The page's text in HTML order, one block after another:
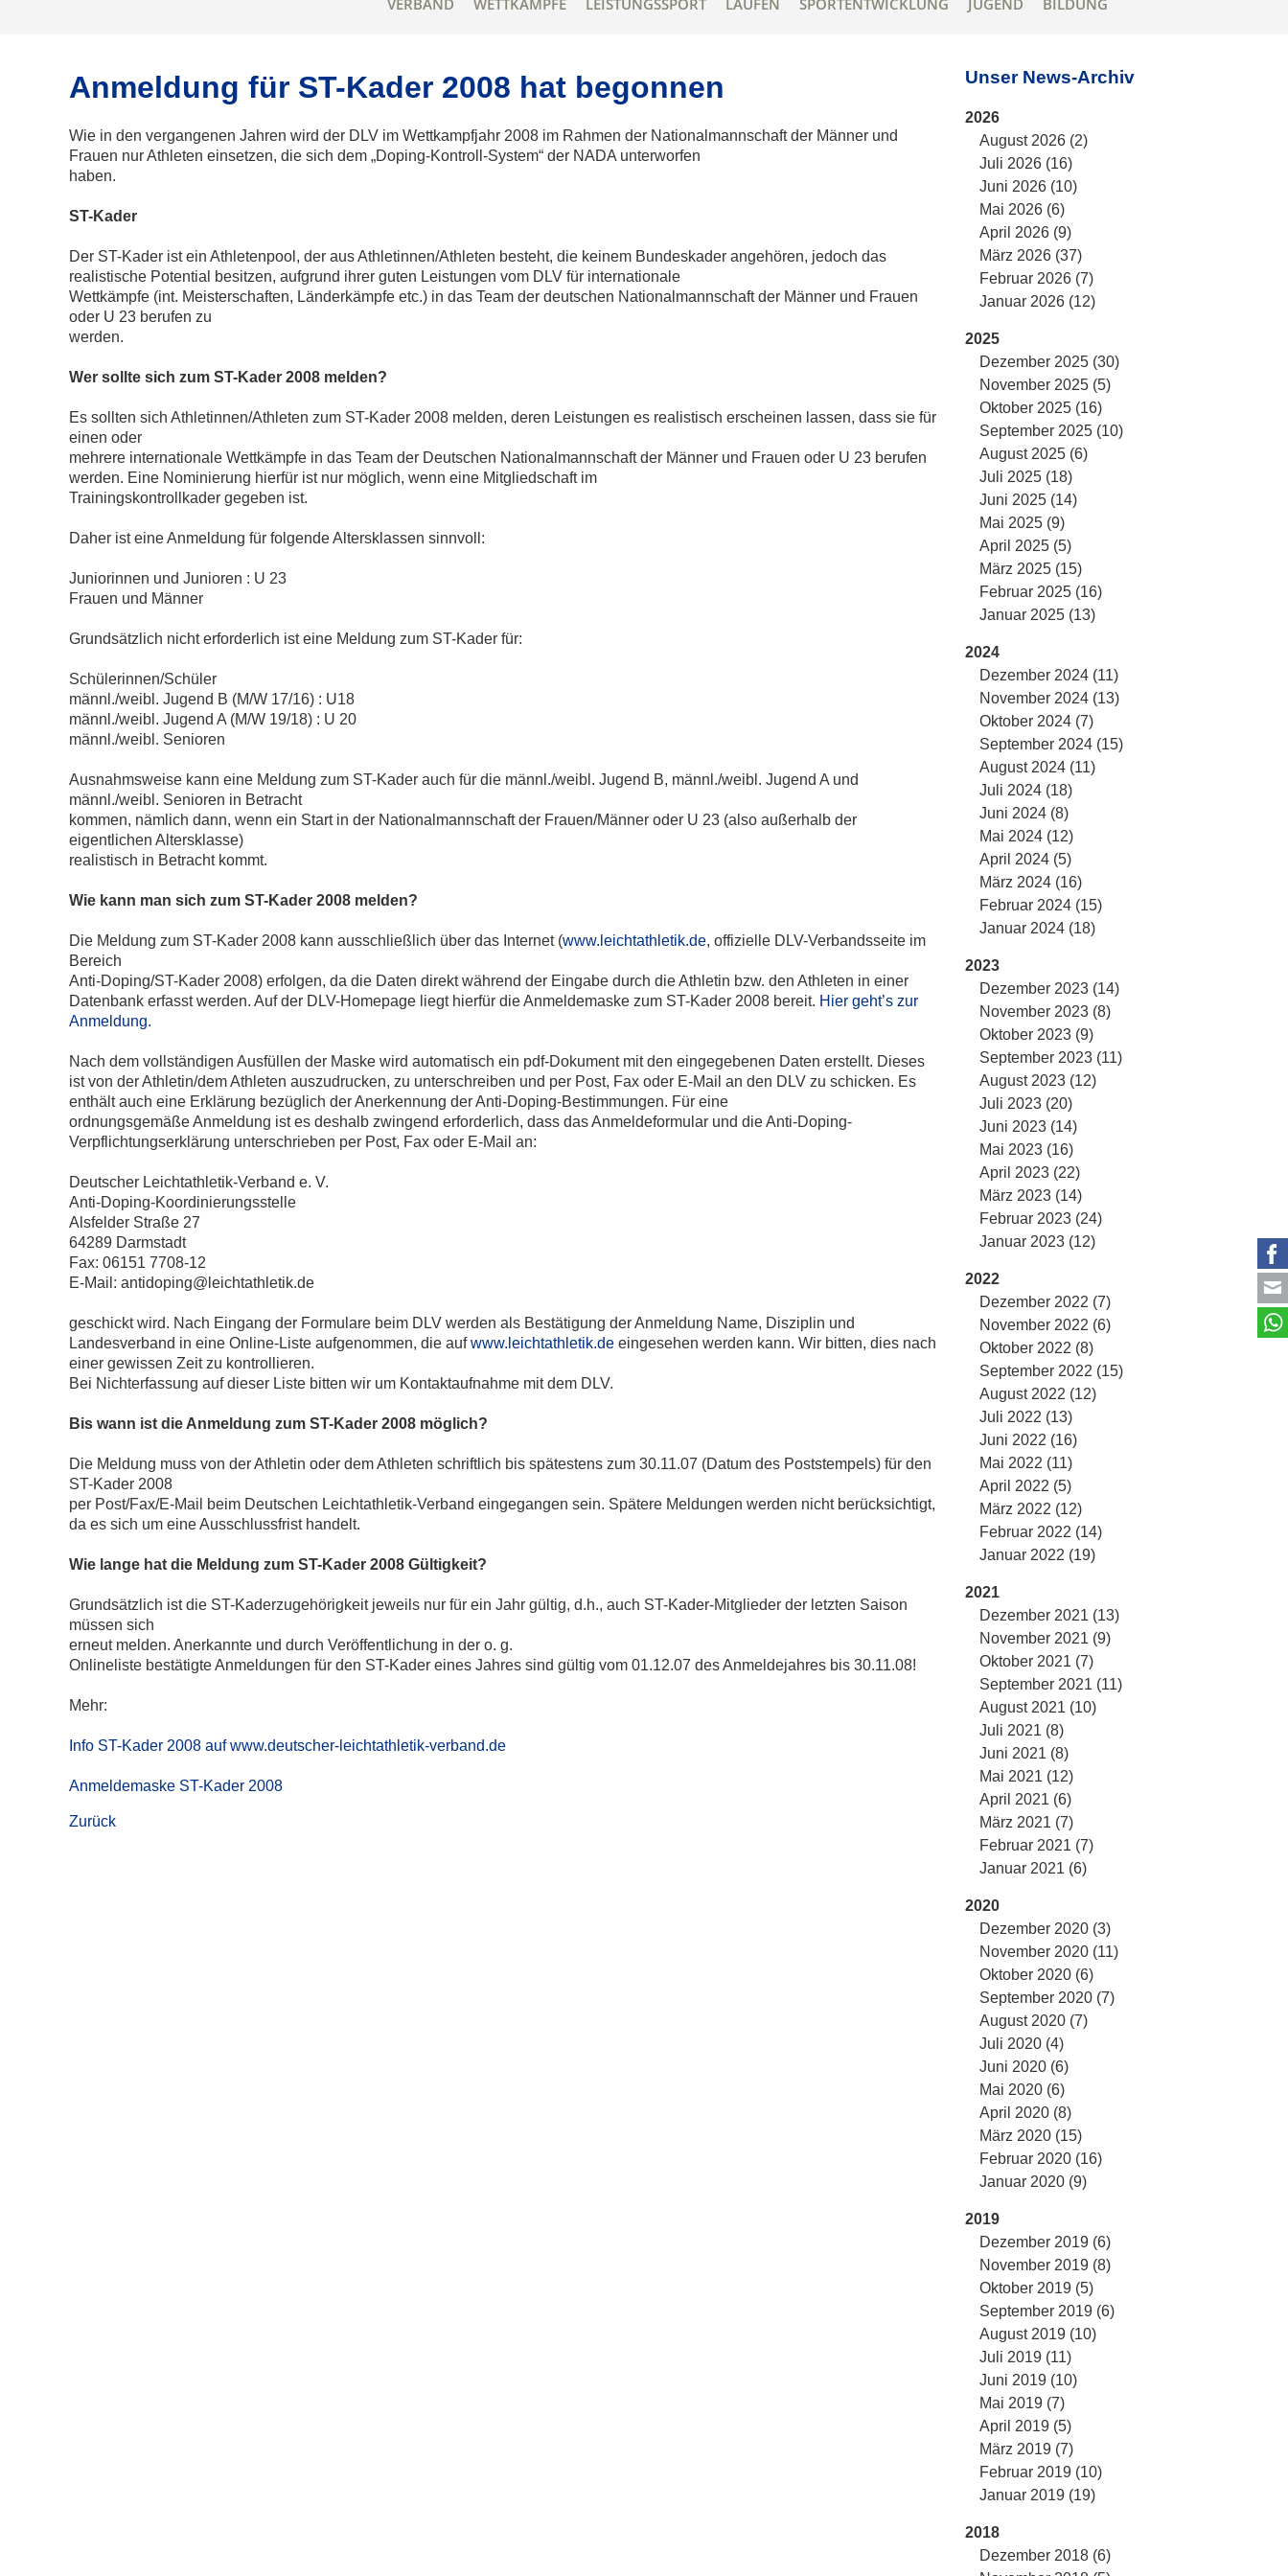
VERBAND WETTKÄMPFE LEISTUNGSSPORT LAUFEN SPORTENTWICKLUNG JUGEND BILDUNG
Anmeldung für ST-Kader 2008 hat begonnen
Wie in den vergangenen Jahren wird der DLV im Wettkampfjahr 2008 im Rahmen der Nationalmannschaft der Männer und
Frauen nur Athleten einsetzen, die sich dem „Doping-Kontroll-System“ der NADA unterworfen
haben.
ST-Kader
Der ST-Kader ist ein Athletenpool, der aus Athletinnen/Athleten besteht, die keinem Bundeskader angehören, jedoch das
realistische Potential besitzen, aufgrund ihrer guten Leistungen vom DLV für internationale
Wettkämpfe (int. Meisterschaften, Länderkämpfe etc.) in das Team der deutschen Nationalmannschaft der Männer und Frauen
oder U 23 berufen zu
werden.
Wer sollte sich zum ST-Kader 2008 melden?
Es sollten sich Athletinnen/Athleten zum ST-Kader 2008 melden, deren Leistungen es realistisch erscheinen lassen, dass sie für
einen oder
mehrere internationale Wettkämpfe in das Team der Deutschen Nationalmannschaft der Männer und Frauen oder U 23 berufen
werden. Eine Nominierung hierfür ist nur möglich, wenn eine Mitgliedschaft im
Trainingskontrollkader gegeben ist.
Daher ist eine Anmeldung für folgende Altersklassen sinnvoll:
Juniorinnen und Junioren : U 23
Frauen und Männer
Grundsätzlich nicht erforderlich ist eine Meldung zum ST-Kader für:
Schülerinnen/Schüler
männl./weibl. Jugend B (M/W 17/16) : U18
männl./weibl. Jugend A (M/W 19/18) : U 20
männl./weibl. Senioren
Ausnahmsweise kann eine Meldung zum ST-Kader auch für die männl./weibl. Jugend B, männl./weibl. Jugend A und
männl./weibl. Senioren in Betracht
kommen, nämlich dann, wenn ein Start in der Nationalmannschaft der Frauen/Männer oder U 23 (also außerhalb der
eigentlichen Altersklasse)
realistisch in Betracht kommt.
Wie kann man sich zum ST-Kader 2008 melden?
Die Meldung zum ST-Kader 2008 kann ausschließlich über das Internet (www.leichtathletik.de, offizielle DLV-Verbandsseite im
Bereich
Anti-Doping/ST-Kader 2008) erfolgen, da die Daten direkt während der Eingabe durch die Athletin bzw. den Athleten in einer
Datenbank erfasst werden. Auf der DLV-Homepage liegt hierfür die Anmeldemaske zum ST-Kader 2008 bereit. Hier geht’s zur
Anmeldung.
Nach dem vollständigen Ausfüllen der Maske wird automatisch ein pdf-Dokument mit den eingegebenen Daten erstellt. Dieses
ist von der Athletin/dem Athleten auszudrucken, zu unterschreiben und per Post, Fax oder E-Mail an den DLV zu schicken. Es
enthält auch eine Erklärung bezüglich der Anerkennung der Anti-Doping-Bestimmungen. Für eine
ordnungsgemäße Anmeldung ist es deshalb zwingend erforderlich, dass das Anmeldeformular und die Anti-Doping-
Verpflichtungserklärung unterschrieben per Post, Fax oder E-Mail an:
Deutscher Leichtathletik-Verband e. V.
Anti-Doping-Koordinierungsstelle
Alsfelder Straße 27
64289 Darmstadt
Fax: 06151 7708-12
E-Mail: antidoping@leichtathletik.de
geschickt wird. Nach Eingang der Formulare beim DLV werden als Bestätigung der Anmeldung Name, Disziplin und
Landesverband in eine Online-Liste aufgenommen, die aufwww.leichtathletik.de eingesehen werden kann. Wir bitten, dies nach
einer gewissen Zeit zu kontrollieren.
Bei Nichterfassung auf dieser Liste bitten wir um Kontaktaufnahme mit dem DLV.
Bis wann ist die Anmeldung zum ST-Kader 2008 möglich?
Die Meldung muss von der Athletin oder dem Athleten schriftlich bis spätestens zum 30.11.07 (Datum des Poststempels) für den
ST-Kader 2008
per Post/Fax/E-Mail beim Deutschen Leichtathletik-Verband eingegangen sein. Spätere Meldungen werden nicht berücksichtigt,
da es sich um eine Ausschlussfrist handelt.
Wie lange hat die Meldung zum ST-Kader 2008 Gültigkeit?
Grundsätzlich ist die ST-Kaderzugehörigkeit jeweils nur für ein Jahr gültig, d.h., auch ST-Kader-Mitglieder der letzten Saison
müssen sich
erneut melden. Anerkannte und durch Veröffentlichung in der o. g.
Onlineliste bestätigte Anmeldungen für den ST-Kader eines Jahres sind gültig vom 01.12.07 des Anmeldejahres bis 30.11.08!
Mehr:
Info ST-Kader 2008 auf www.deutscher-leichtathletik-verband.de
Anmeldemaske ST-Kader 2008
Zurück
Unser News-Archiv
2026
August 2026 (2)
Juli 2026 (16)
Juni 2026 (10)
Mai 2026 (6)
April 2026 (9)
März 2026 (37)
Februar 2026 (7)
Januar 2026 (12)
2025
Dezember 2025 (30)
November 2025 (5)
Oktober 2025 (16)
September 2025 (10)
August 2025 (6)
Juli 2025 (18)
Juni 2025 (14)
Mai 2025 (9)
April 2025 (5)
März 2025 (15)
Februar 2025 (16)
Januar 2025 (13)
2024
Dezember 2024 (11)
November 2024 (13)
Oktober 2024 (7)
September 2024 (15)
August 2024 (11)
Juli 2024 (18)
Juni 2024 (8)
Mai 2024 (12)
April 2024 (5)
März 2024 (16)
Februar 2024 (15)
Januar 2024 (18)
2023
Dezember 2023 (14)
November 2023 (8)
Oktober 2023 (9)
September 2023 (11)
August 2023 (12)
Juli 2023 (20)
Juni 2023 (14)
Mai 2023 (16)
April 2023 (22)
März 2023 (14)
Februar 2023 (24)
Januar 2023 (12)
2022
Dezember 2022 (7)
November 2022 (6)
Oktober 2022 (8)
September 2022 (15)
August 2022 (12)
Juli 2022 (13)
Juni 2022 (16)
Mai 2022 (11)
April 2022 (5)
März 2022 (12)
Februar 2022 (14)
Januar 2022 (19)
2021
Dezember 2021 (13)
November 2021 (9)
Oktober 2021 (7)
September 2021 (11)
August 2021 (10)
Juli 2021 (8)
Juni 2021 (8)
Mai 2021 (12)
April 2021 (6)
März 2021 (7)
Februar 2021 (7)
Januar 2021 (6)
2020
Dezember 2020 (3)
November 2020 (11)
Oktober 2020 (6)
September 2020 (7)
August 2020 (7)
Juli 2020 (4)
Juni 2020 (6)
Mai 2020 (6)
April 2020 (8)
März 2020 (15)
Februar 2020 (16)
Januar 2020 (9)
2019
Dezember 2019 (6)
November 2019 (8)
Oktober 2019 (5)
September 2019 (6)
August 2019 (10)
Juli 2019 (11)
Juni 2019 (10)
Mai 2019 (7)
April 2019 (5)
März 2019 (7)
Februar 2019 (10)
Januar 2019 (19)
2018
Dezember 2018 (6)